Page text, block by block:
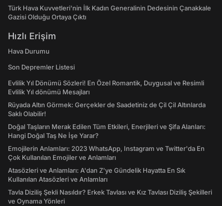
Türk Hava Kuvvetleri'nin İlk Kadın Generalinin Dedesinin Çanakkale
Gazisi Olduğu Ortaya Çıktı
Hızlı Erişim
Hava Durumu
Son Depremler Listesi
Evlilik Yıl Dönümü Sözleri! En Özel Romantik, Duygusal ve Resimli
Evlilik Yıl dönümü Mesajları
Rüyada Altın Görmek: Gerçekler de Saadetiniz de Çil Çil Altınlarda
Saklı Olabilir!
Doğal Taşların Merak Edilen Tüm Etkileri, Enerjileri ve Şifa Alanları:
Hangi Doğal Taş Ne İşe Yarar?
Emojilerin Anlamları: 2023 WhatsApp, Instagram ve Twitter'da En
Çok Kullanılan Emojiler ve Anlamları
Atasözleri ve Anlamları: A'dan Z'ye Gündelik Hayatta En Sık
Kullanılan Atasözleri ve Anlamları
Tavla Diziliş Şekli Nasıldır? Erkek Tavlası ve Kız Tavlası Diziliş Şekilleri
ve Oynama Yönleri